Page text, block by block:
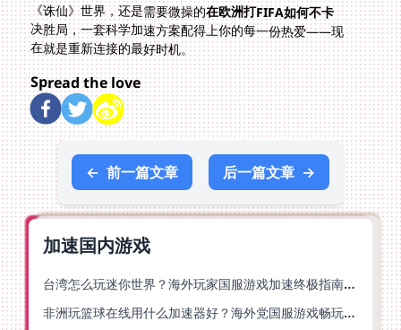
《诛仙》世界，还是需要微操的在欧洲打FIFA如何不卡
决胜局，一套科学加速方案配得上你的每一份热爱——现
在就是重新连接的最好时机。
Spread the love
← 前一篇文章 后一篇文章 →
加速国内游戏
台湾怎么玩迷你世界？海外玩家国服游戏加速终极指南（附弹弹堂塔瑞斯世界解决方案）
非洲玩篮球在线用什么加速器好？海外党国服游戏畅玩终极指南（附安装使用全攻略）